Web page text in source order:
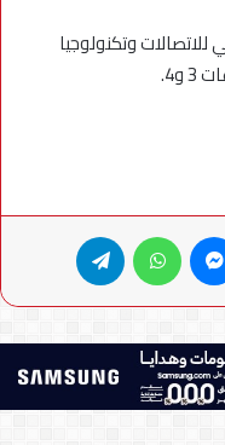
وتكنولوجيا
ماسنجر واتساب